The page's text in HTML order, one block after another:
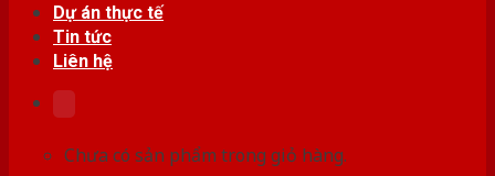
Dự án thực tế
Tin tức
Liên hệ
Chưa có sản phẩm trong giỏ hàng.